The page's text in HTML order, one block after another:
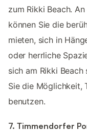
zum Rikki Beach.
können Sie die
mieten, sich in
oder herrliche
sich am Rikki
Sie die Möglichkeit,
benutzen.
7. Timmendorfer